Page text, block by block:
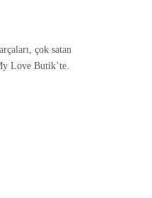
çok satan
Love Butik’te.